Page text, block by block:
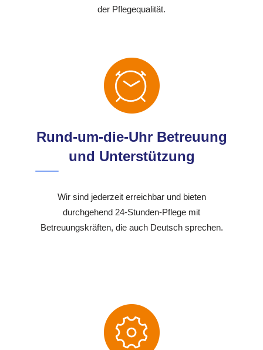
der Pflegequalität.
Rund-um-die-Uhr Betreuung
und Unterstützung
Wir sind jederzeit erreichbar und bieten
durchgehend 24-Stunden-Pflege mit
Betreuungskräften, die auch Deutsch sprechen.